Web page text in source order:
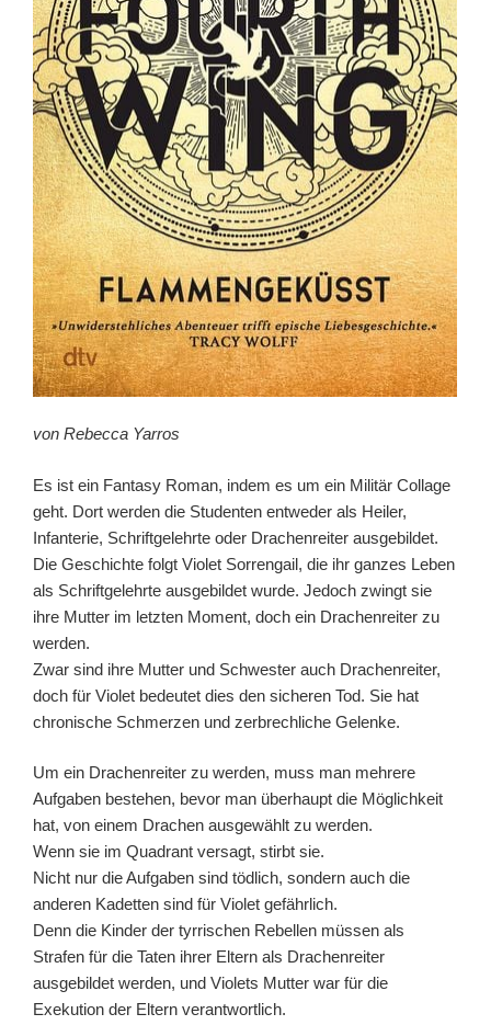
von Rebecca Yarros
Es ist ein Fantasy Roman, indem es um ein Militär Collage
geht. Dort werden die Studenten entweder als Heiler,
Infanterie, Schriftgelehrte oder Drachenreiter ausgebildet.
Die Geschichte folgt Violet Sorrengail, die ihr ganzes Leben
als Schriftgelehrte ausgebildet wurde. Jedoch zwingt sie
ihre Mutter im letzten Moment, doch ein Drachenreiter zu
werden.
Zwar sind ihre Mutter und Schwester auch Drachenreiter,
doch für Violet bedeutet dies den sicheren Tod. Sie hat
chronische Schmerzen und zerbrechliche Gelenke.
Um ein Drachenreiter zu werden, muss man mehrere
Aufgaben bestehen, bevor man überhaupt die Möglichkeit
hat, von einem Drachen ausgewählt zu werden.
Wenn sie im Quadrant versagt, stirbt sie.
Nicht nur die Aufgaben sind tödlich, sondern auch die
anderen Kadetten sind für Violet gefährlich.
Denn die Kinder der tyrrischen Rebellen müssen als
Strafen für die Taten ihrer Eltern als Drachenreiter
ausgebildet werden, und Violets Mutter war für die
Exekution der Eltern verantwortlich.